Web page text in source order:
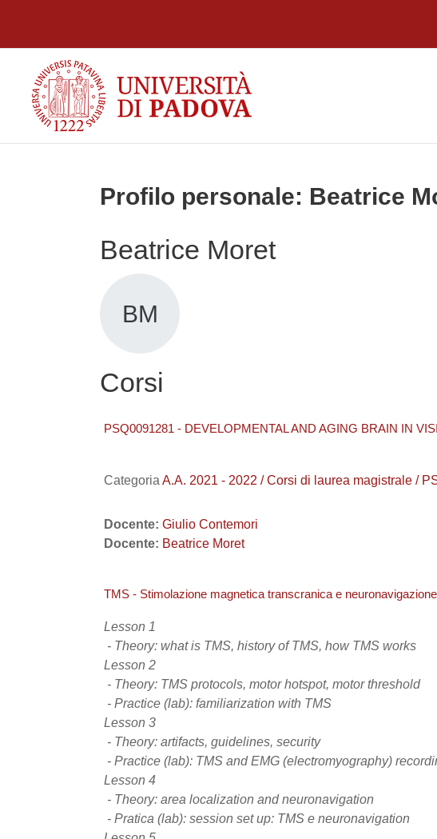
Profilo personale: Beatrice
Beatrice Moret
BM
Corsi
PSQ0091281 - DEVELOPMENTAL AND AGING BRAIN IN
Categoria A.A. 2021 - 2022 / Corsi di laurea magistrale /
Docente: Giulio Contemori
Docente: Beatrice Moret
TMS - Stimolazione magnetica transcranica e neuronavigazione
Lesson 1
- Theory: what is TMS, history of TMS, how TMS works
Lesson 2
- Theory: TMS protocols, motor hotspot, motor threshold
- Practice (lab): familiarization with TMS
Lesson 3
- Theory: artifacts, guidelines, security
- Practice (lab): TMS and EMG (electromyography)
Lesson 4
- Theory: area localization and neuronavigation
- Pratica (lab): session set up: TMS e neuronavigation